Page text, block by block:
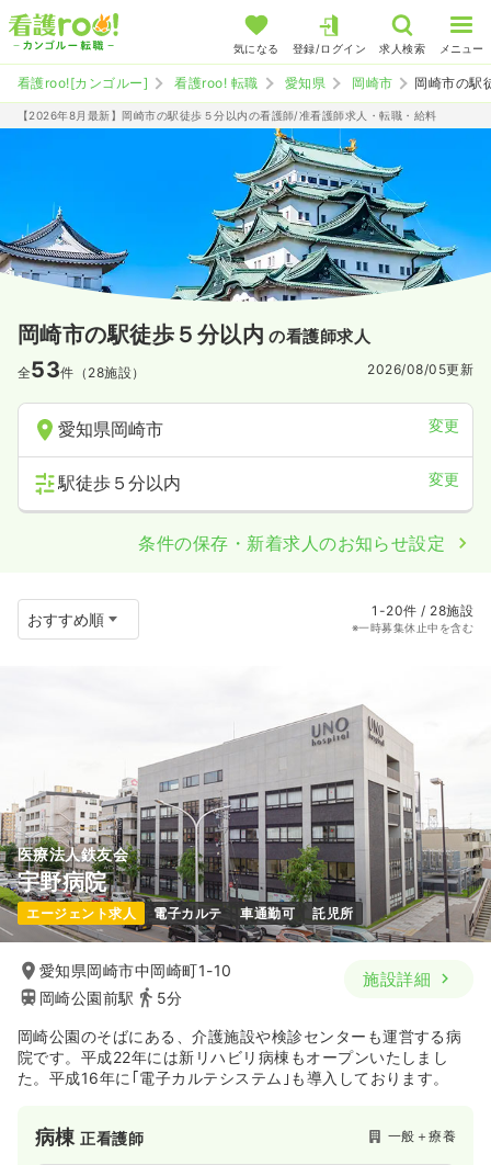
気になる 登録/ログイン 求人検索 メニュー
看護roo![カンゴルー] 看護roo! 転職 愛知県 岡崎市 岡崎市の駅
【2026年8月最新】岡崎市の駅徒歩５分以内の看護師/准看護師求人・転職・給料
岡崎市の駅徒歩５分以内 の看護師求人
全53件（28施設） 2026/08/05更新
愛知県岡崎市 変更
駅徒歩５分以内 変更
条件の保存・新着求人のお知らせ設定
1-20件 / 28施設
※一時募集休止中を含む
医療法人鉄友会
宇野病院
エージェント求人 電子カルテ 車通勤可 託児所
愛知県岡崎市中岡崎町1-10
岡崎公園前駅
5分
施設詳細
岡崎公園のそばにある、介護施設や検診センターも運営する病
院です。平成22年には新リハビリ病棟もオープンいたしまし
た。平成16年に｢電子カルテシステム｣も導入しております。
病棟正看護師 一般＋療養